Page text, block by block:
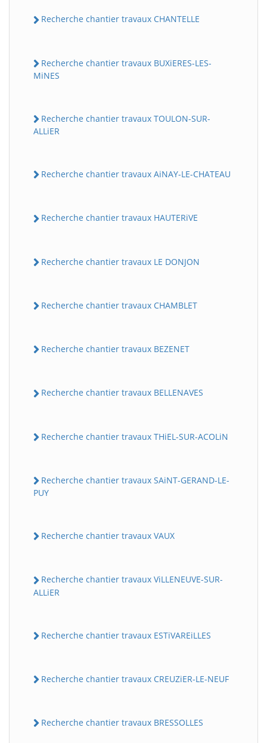
Recherche chantier travaux CHANTELLE
Recherche chantier travaux BUXiERES-LES-
MiNES
Recherche chantier travaux TOULON-SUR-
ALLiER
Recherche chantier travaux AiNAY-LE-CHATEAU
Recherche chantier travaux HAUTERiVE
Recherche chantier travaux LE DONJON
Recherche chantier travaux CHAMBLET
Recherche chantier travaux BEZENET
Recherche chantier travaux BELLENAVES
Recherche chantier travaux THiEL-SUR-ACOLiN
Recherche chantier travaux SAiNT-GERAND-LE-
PUY
Recherche chantier travaux VAUX
Recherche chantier travaux ViLLENEUVE-SUR-
ALLiER
Recherche chantier travaux ESTiVAREiLLES
Recherche chantier travaux CREUZiER-LE-NEUF
Recherche chantier travaux BRESSOLLES